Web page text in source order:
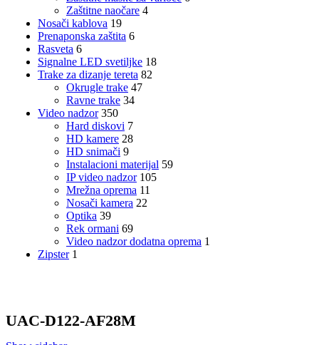
Zaštitne naočare 4
Nosači kablova 19
Prenaponska zaštita 6
Rasveta 6
Signalne LED svetiljke 18
Trake za dizanje tereta 82
Okrugle trake 47
Ravne trake 34
Video nadzor 350
Hard diskovi 7
HD kamere 28
HD snimači 9
Instalacioni materijal 59
IP video nadzor 105
Mrežna oprema 11
Nosači kamera 22
Optika 39
Rek ormani 69
Video nadzor dodatna oprema 1
Zipster 1
UAC-D122-AF28M